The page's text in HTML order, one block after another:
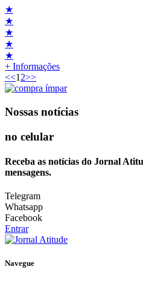
★
★
★
★
★
+ Informações
<<1 2>>
Nossas notícias
no celular
Receba as notícias do Jornal
mensagens.
Telegram
Whatsapp
Facebook
Entrar
Navegue